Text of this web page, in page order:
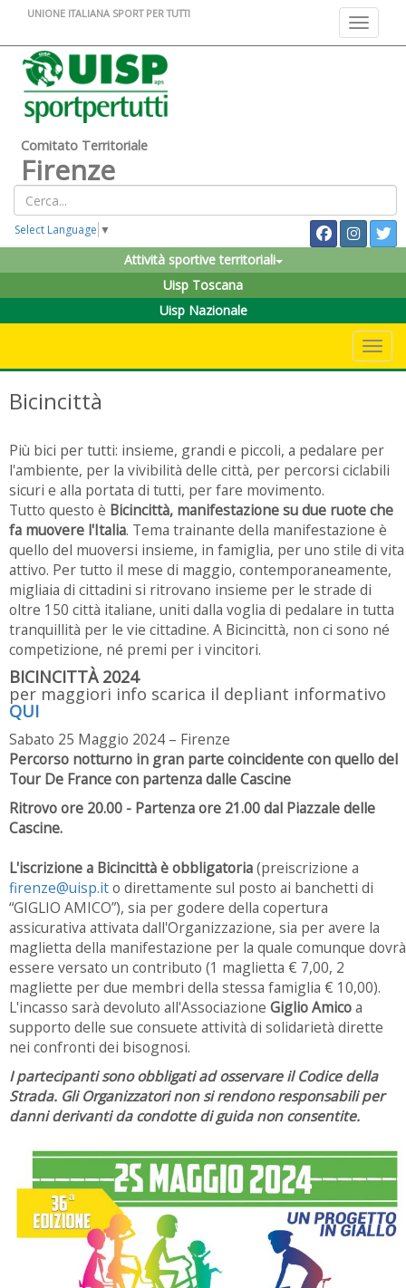
Toggle
UNIONE ITALIANA SPORT PER TUTTI
Comitato Territoriale
Firenze
Select Language ▼
Attività sportive territoriali
Uisp Toscana
Uisp Nazionale
Bicincittà
Più bici per tutti: insieme, grandi e piccoli, a pedalare per
l'ambiente, per la vivibilità delle città, per percorsi ciclabili
sicuri e alla portata di tutti, per fare movimento.
Tutto questo è Bicincittà, manifestazione su due ruote che
fa muovere l'Italia. Tema trainante della manifestazione è
quello del muoversi insieme, in famiglia, per uno stile di vita
attivo. Per tutto il mese di maggio, contemporaneamente,
migliaia di cittadini si ritrovano insieme per le strade di
oltre 150 città italiane, uniti dalla voglia di pedalare in tutta
tranquillità per le vie cittadine. A Bicincittà, non ci sono né
competizione, né premi per i vincitori.
BICINCITTÀ 2024
per maggiori info scarica il depliant informativo
QUI
Sabato 25 Maggio 2024 – Firenze
Percorso notturno in gran parte coincidente con quello del
Tour De France con partenza dalle Cascine
Ritrovo ore 20.00 - Partenza ore 21.00 dal Piazzale delle
Cascine.
L'iscrizione a Bicincittà è obbligatoria(preiscrizione a
firenze@uisp.ito direttamente sul posto ai banchetti di
“GIGLIO AMICO”), sia per godere della copertura
assicurativa attivata dall'Organizzazione, sia per avere la
maglietta della manifestazione per la quale comunque dovrà
essere versato un contributo (1 maglietta € 7,00, 2
magliette per due membri della stessa famiglia € 10,00).
L'incasso sarà devoluto all'Associazione Giglio Amicoa
supporto delle sue consuete attività di solidarietà dirette
nei confronti dei bisognosi.
I partecipanti sono obbligati ad osservare il Codice della
Strada. Gli Organizzatori non si rendono responsabili per
danni derivanti da condotte di guida non consentite.